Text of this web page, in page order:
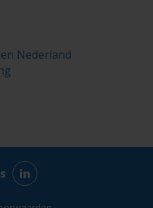
Nederland